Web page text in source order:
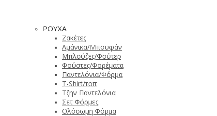
ΡΟΥΧΑ
Ζακέτες
Αμάνικα/Μπουφάν
Μπλούζες/Φούτερ
Φούστες/Φορέματα
Παντελόνια/Φόρμα
T-Shirt/τοπ
Τζην Παντελόνια
Σετ Φόρμες
Ολόσωμη Φόρμα